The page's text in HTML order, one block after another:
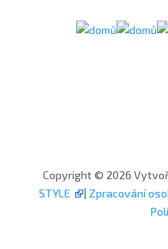
Copyright © 2026
STYLE
| Zpracování